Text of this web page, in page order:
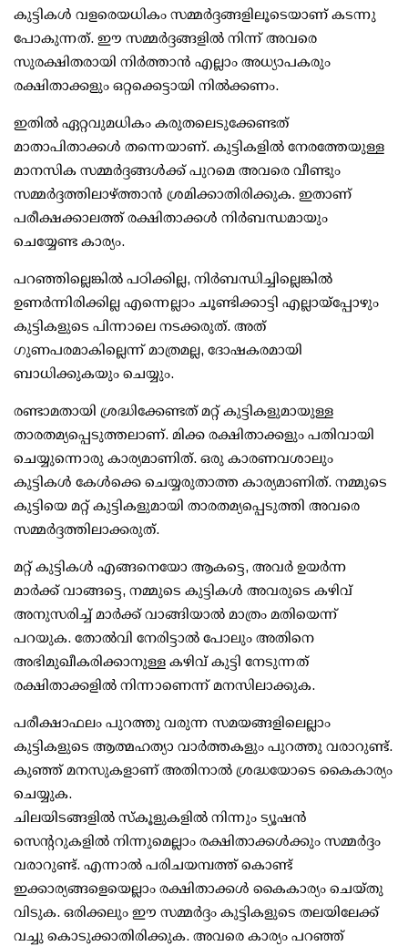
കുട്ടികള്‍ വളരെയധികം സമ്മര്‍ദ്ദങ്ങളിലൂടെയാണ് കടന്നു
പോകുന്നത്. ഈ സമ്മര്‍ദ്ദങ്ങളില്‍ നിന്ന് അവരെ
സുരക്ഷിതരായി നിര്‍ത്താന്‍ എല്ലാം അധ്യാപകരും
രക്ഷിതാക്കളും ഒറ്റക്കെട്ടായി നില്‍ക്കണം.
ഇതില്‍ ഏറ്റവുമധികം കരുതലെടുക്കേണ്ടത്
മാതാപിതാക്കള്‍ തന്നെയാണ്. കുട്ടികളില്‍ നേരത്തേയുള്ള
മാനസിക സമ്മര്‍ദ്ദങ്ങള്‍ക്ക് പുറമെ അവരെ വീണ്ടും
സമ്മര്‍ദ്ദത്തിലാഴ്ത്താന്‍ ശ്രമിക്കാതിരിക്കുക. ഇതാണ്
പരീക്ഷക്കാലത്ത് രക്ഷിതാക്കള്‍ നിര്‍ബന്ധമായും
ചെയ്യേണ്ട കാര്യം.
പറഞ്ഞില്ലെങ്കില്‍ പഠിക്കില്ല, നിര്‍ബന്ധിച്ചില്ലെങ്കില്‍
ഉണര്‍ന്നിരിക്കില്ല എന്നെല്ലാം ചൂണ്ടിക്കാട്ടി എല്ലായ്പ്പോഴും
കുട്ടികളുടെ പിന്നാലെ നടക്കരുത്. അത്
ഗുണപരമാകില്ലെന്ന് മാത്രമല്ല, ദോഷകരമായി
ബാധിക്കുകയും ചെയ്യും.
രണ്ടാമതായി ശ്രദ്ധിക്കേണ്ടത് മറ്റ് കുട്ടികളുമായുള്ള
താരതമ്യപ്പെടുത്തലാണ്. മിക്ക രക്ഷിതാക്കളും പതിവായി
ചെയ്യുന്നൊരു കാര്യമാണിത്. ഒരു കാരണവശാലും
കുട്ടികള്‍ കേള്‍ക്കെ ചെയ്യരുതാത്ത കാര്യമാണിത്. നമ്മുടെ
കുട്ടിയെ മറ്റ് കുട്ടികളുമായി താരതമ്യപ്പെടുത്തി അവരെ
സമ്മര്‍ദ്ദത്തിലാക്കരുത്.
മറ്റ് കുട്ടികള്‍ എങ്ങനെയോ ആകട്ടെ, അവര്‍ ഉയര്‍ന്ന
മാര്‍ക്ക് വാങ്ങട്ടെ, നമ്മുടെ കുട്ടികള്‍ അവരുടെ കഴിവ്
അനുസരിച്ച് മാര്‍ക്ക് വാങ്ങിയാല്‍ മാത്രം മതിയെന്ന്
പറയുക. തോല്‍വി നേരിട്ടാല്‍ പോലും അതിനെ
അഭിമുഖീകരിക്കാനുള്ള കഴിവ് കുട്ടി നേടുന്നത്
രക്ഷിതാക്കളില്‍ നിന്നാണെന്ന് മനസിലാക്കുക.
പരീക്ഷാഫലം പുറത്തു വരുന്ന സമയങ്ങളിലെല്ലാം
കുട്ടികളുടെ ആത്മഹത്യാ വാര്‍ത്തകളും പുറത്തു വരാറുണ്ട്.
കുഞ്ഞ് മനസുകളാണ് അതിനാല്‍ ശ്രദ്ധയോടെ കൈകാര്യം
ചെയ്യുക.
ചിലയിടങ്ങളില്‍ സ്‌കൂളുകളില്‍ നിന്നും ട്യൂഷന്‍
സെന്ററുകളില്‍ നിന്നുമെല്ലാം രക്ഷിതാക്കള്‍ക്കും സമ്മര്‍ദ്ദം
വരാറുണ്ട്. എന്നാല്‍ പരിചയമ്പത്ത് കൊണ്ട്
ഇക്കാര്യങ്ങളെയെല്ലാം രക്ഷിതാക്കള്‍ കൈകാര്യം ചെയ്തു
വിടുക. ഒരിക്കലും ഈ സമ്മര്‍ദ്ദം കുട്ടികളുടെ തലയിലേക്ക്
വച്ചു കൊടുക്കാതിരിക്കുക. അവരെ കാര്യം പറഞ്ഞ്